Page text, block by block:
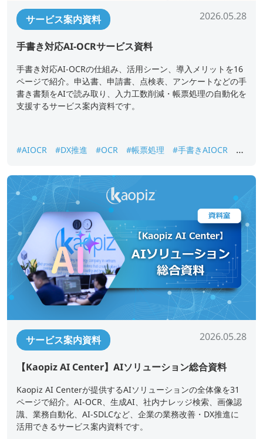
サービス案内資料 2026.05.28
手書き対応AI-OCRサービス資料
手書き対応AI-OCRの仕組み、活用シーン、導入メリットを16
ページで紹介。申込書、申請書、点検表、アンケートなどの手
書き書類をAIで読み取り、入力工数削減・帳票処理の自動化を
支援するサービス案内資料です。
#AIOCR #DX推進 #OCR #帳票処理 #手書きAIOCR
#
サービス案内資料 2026.05.28
【Kaopiz AI Center】AIソリューション総合資料
Kaopiz AI Centerが提供するAIソリューションの全体像を31
ページで紹介。AI-OCR、生成AI、社内ナレッジ検索、画像認
識、業務自動化、AI-SDLCなど、企業の業務改善・DX推進に
活用できるサービス案内資料です。